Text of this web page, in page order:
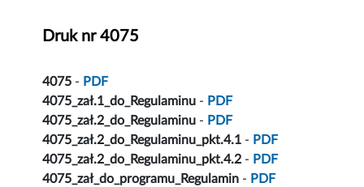
Druk nr 4075
4075 - PDF
4075_zał.1_do_Regulaminu - PDF
4075_zał.2_do_Regulaminu - PDF
4075_zał.2_do_Regulaminu_pkt.4.1 - PDF
4075_zał.2_do_Regulaminu_pkt.4.2 - PDF
4075_zał_do_programu_Regulamin - PDF